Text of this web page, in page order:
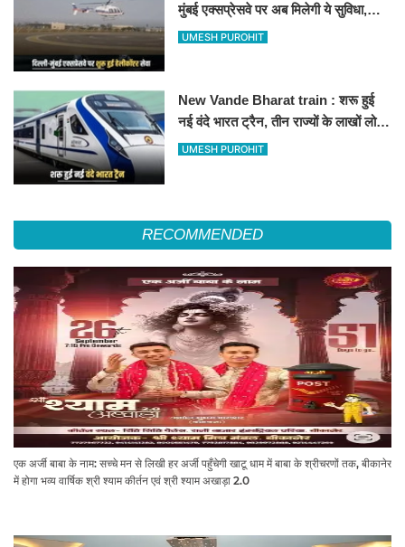
मुंबई एक्सप्रेसवे पर अब मिलेगी ये सुविधा,
हेलीकॉप्टर सर्विस से तुरंत घायल पहुंचेगा
UMESH PUROHIT
New Vande Bharat train : शरू हुई
नई वंदे भारत ट्रैन, तीन राज्यों के लाखों लोगों
का सफर होगा आसान, देखें पूरा रूटमैप
UMESH PUROHIT
RECOMMENDED
एक अर्जी बाबा के नाम: सच्चे मन से लिखी हर अर्जी पहुँचेगी खाटू धाम में बाबा के श्रीचरणों तक, बीकानेर
में होगा भव्य वार्षिक श्री श्याम कीर्तन एवं श्री श्याम अखाड़ा 2.0